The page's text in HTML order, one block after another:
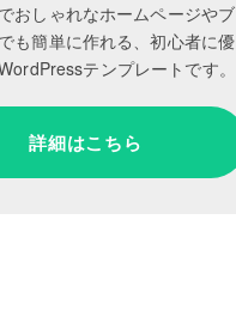
おしゃれなホームページやブ
も簡単に作れる、初心者に優
テンプレートです。
詳細はこちら